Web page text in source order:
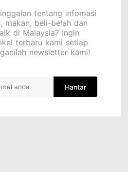
tentang infomasi
makan, beli-belah dan
di Malaysia? Ingin
terbaru kami setiap
newsletter kami!
Hantar